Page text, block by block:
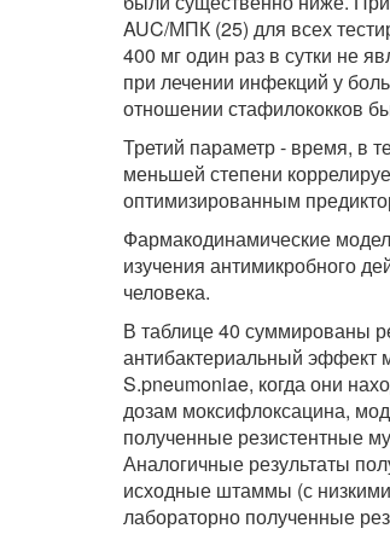
AUC/МПК (25) для всех
400 мг один раз в сутки не
при лечении инфекций у
отношении стафилококков
Третий параметр - время, в
меньшей степени
оптимизированным
Фармакодинамические
изучения антимикробного
человека.
В таблице 40 суммированы
антибактериальный эффект
S.pneumoniae, когда они
дозам моксифлоксацина,
полученные резистентные
Аналогичные результаты
исходные штаммы (с
лабораторно полученные